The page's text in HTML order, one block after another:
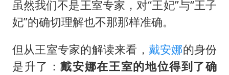
虽然我们不是王室专家，对“王妃”与“王子
妃”的确切理解也不那那样准确。
但从王室专家的解读来看， 戴安娜的身份
是升了：戴安娜在王室的地位得到了确